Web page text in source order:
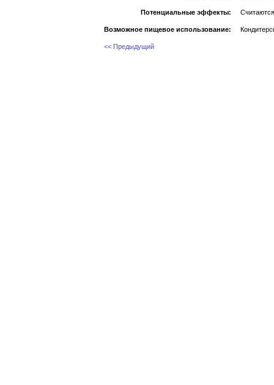
Потенциальные эффекты:
Возможное пищевое использование:
<< Предыдущий